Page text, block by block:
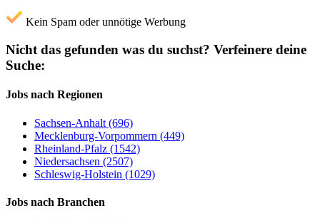
Kein Spam oder unnötige Werbung
Nicht das gefunden was du suchst? Verfeinere deine
Suche:
Jobs nach Regionen
Sachsen-Anhalt (696)
Mecklenburg-Vorpommern (449)
Rheinland-Pfalz (1542)
Niedersachsen (2507)
Schleswig-Holstein (1029)
Jobs nach Branchen